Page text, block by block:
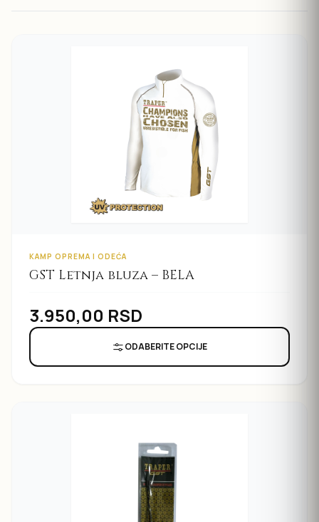
KAMP OPREMA I ODEĆA
GST Letnja bluza – BELA
3.950,00 RSD
ODABERITE OPCIJE